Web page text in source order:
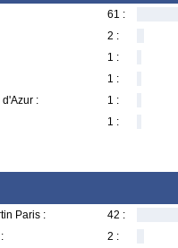
61 :
2 :
1 :
1 :
:
1 :
1 :
Paris :
42 :
2 :